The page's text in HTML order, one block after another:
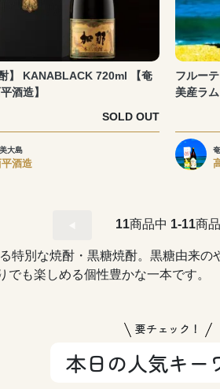
酎】 KANABLACK 720ml 【奄
酒造】
SOLD OUT
大島
酒造
フルー
美産ラ
11商品中 1-11商品
特別な焼酎・黒糖焼酎。黒糖由来
も楽しめる個性豊かな一本です。
要チェック！
本日の人気キー